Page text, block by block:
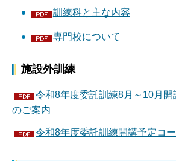
訓練科と主な内容
専門校について
施設外訓練
令和8年度委託訓練8月～10月開
のご案内
令和8年度委託訓練開講予定コ